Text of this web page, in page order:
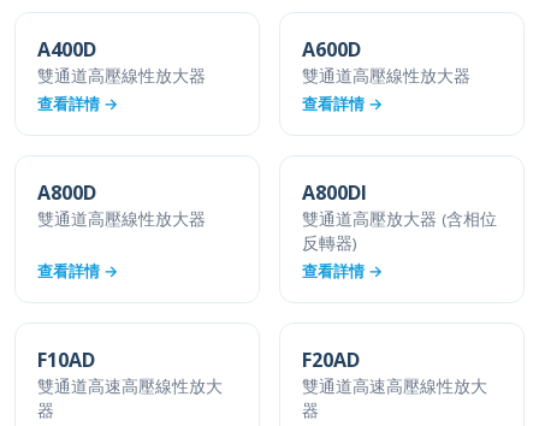
A400D
雙通道高壓線性放大器
查看詳情 →
A600D
雙通道高壓線性放大器
查看詳情 →
A800D
雙通道高壓線性放大器
查看詳情 →
A800DI
雙通道高壓放大器 (含相位
反轉器)
查看詳情 →
F10AD
雙通道高速高壓線性放大
器
F20AD
雙通道高速高壓線性放大
器